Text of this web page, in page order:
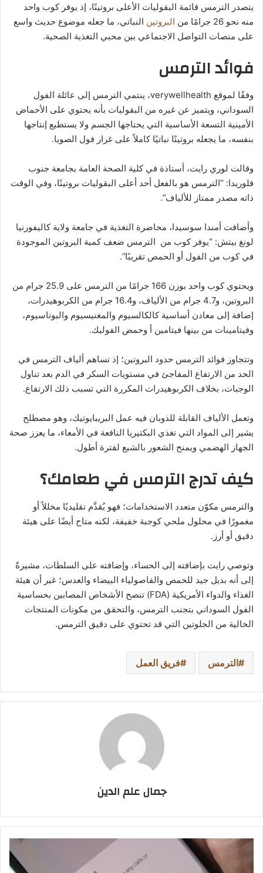
يتصدر الترمس قائمة البقوليات الأعلى بروتينًا، إذ يوفر كوب واحد
منه نحو 26 جرامًا من
البروتين النباتي، ما جعله موضوع حديث واسع
على منصات التواصل الاجتماعي بين محبي التغذية الصحية.
فوائد الترمس
وفقًا لموقع verywellhealth، ينتمي الترمس إلى عائلة الفول
السوداني، ويتميز عن غيره من البقوليات بأنه يحتوي على الأحماض
الأمينية التسعة الأساسية التي يحتاجها الجسم ولا يستطيع إنتاجها
بنفسه، ما يجعله بروتينًا نباتيًا كاملاً على غرار فول الصويا.
وقالت لوري رايت، أستاذة في كلية الصحة العامة بجامعة جنوب
فلوريدا: “الترمس هو بالفعل أحد أعلى البقوليات بروتينًا، وفي الوقت
ذاته مصدر ممتاز للألياف”.
وأضافت أمندا سوسيدا، محاضرة التغذية في جامعة ولاية كاليفورنيا
لونغ بيتش: “يوفر كوب من الترمس ضعف كمية البروتين الموجودة
في كوب من الفول أو الحمص تقريبًا”.
ويحتوي كوب واحد بوزن 166 جرامًا من الترمس على 25.9 جرام من
البروتين، و4.7 جرام من الألياف، و16.4 جرام من الكربوهيدرات،
إضافة إلى معادن أساسية كالكالسيوم والمغنيسيوم والبوتاسيوم،
وفيتامينات من بينها فيتامين أ وحمض الفوليك.
وتتجاوز فوائد الترمس حدود البروتين؛ إذ تساهم ألياف الترمس في
الحد من الارتفاع المفاجئ في مستويات السكر في الدم بعد تناول
الوجبات، بخلاف الكربوهيدرات المكررة التي تسبب ذلك الارتفاع.
وتعمل الألياف القابلة للذوبان فيه عمل البريبايوتيك، وهو مصطلح
يشير إلى المواد التي تغذي البكتيريا النافعة في الأمعاء، ما يعزز صحة
الجهاز الهضمي ويمنح الشعور بالشبع لفترة أطول.
كيف تدرج الترمس في طعامك؟
والترمس مكوّن متعدد الاستخدامات؛ فهو يُقدَّم تقليديًا مخللاً أو
مغمورًا في محلول ملحي كوجبة خفيفة، لكنه متاح أيضًا على هيئة
دقيق أو أرز.
وتوصي رايت بإضافته إلى الحساء، وإضافته على السلطات، مشيرةً
إلى أنه بديل جيد للحمص والفاصولياء البيضاء والعدس؛ غير أن هيئة
الغذاء والدواء الأمريكية (FDA) تنصح الأشخاص المصابين بحساسية
الفول السوداني بتجنب الترمس، والتحقق من مكونات المنتجات
الخالية من الجلوتين التي قد تحتوي على دقيق الترمس.
الترمس فريق العمل
جمال علم الدين
كيف